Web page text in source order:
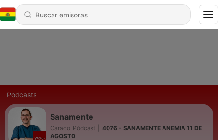
Podcasts
Sanamente
Caracol Pódcast
4076 - SANAMENTE ANEMIA 11 DE
AGOSTO